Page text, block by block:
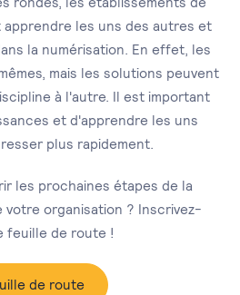
les uns des autres et
la numérisation. En effet, les
mais les solutions peuvent
à l'autre. Il est important
et d'apprendre les uns
plus rapidement.
les prochaines étapes de la
votre organisation ? Inscrivez-
feuille de route !
de route